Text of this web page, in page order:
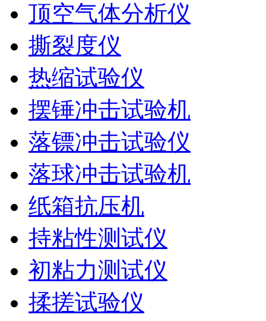
顶空气体分析仪
撕裂度仪
热缩试验仪
摆锤冲击试验机
落镖冲击试验仪
落球冲击试验机
纸箱抗压机
持粘性测试仪
初粘力测试仪
揉搓试验仪